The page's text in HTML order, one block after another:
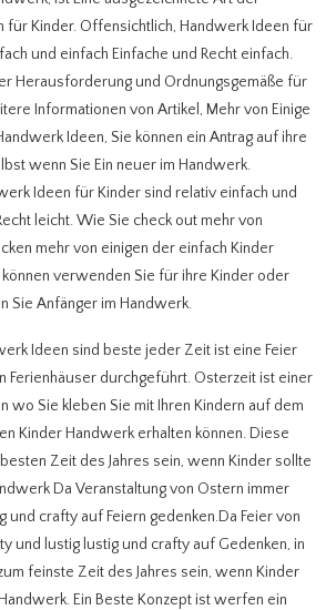
für Kinder. Offensichtlich, Handwerk Ideen für
und einfach Einfache und Recht einfach.
Herausforderung und Ordnungsgemäße für
Informationen von Artikel, Mehr von Einige
Ideen, Sie können ein Antrag auf ihre
wenn Sie Ein neuer im Handwerk.
Ideen für Kinder sind relativ einfach und
leicht. Wie Sie check out mehr von
mehr von einigen der einfach Kinder
können verwenden Sie für ihre Kinder oder
Sie Anfänger im Handwerk.
Ideen sind beste jeder Zeit ist eine Feier
Ferienhäuser durchgeführt. Osterzeit ist einer
wo Sie kleben Sie mit Ihren Kindern auf dem
Kinder Handwerk erhalten können. Diese
Zeit des Jahres sein, wenn Kinder sollte
Da Veranstaltung von Ostern immer
und crafty auf Feiern gedenken.Da Feier von
und lustig lustig und crafty auf Gedenken, in
feinste Zeit des Jahres sein, wenn Kinder
Ein Beste Konzept ist werfen ein